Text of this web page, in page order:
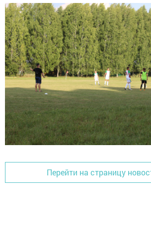
Перейти на страницу